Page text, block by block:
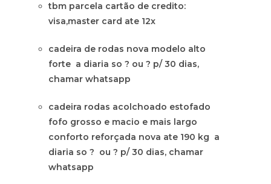
tbm parcela cartão de credito:
visa,master card ate 12x
cadeira de rodas nova modelo alto
forte a diaria so ? ou ? p/ 30 dias,
chamar whatsapp
cadeira rodas acolchoado estofado
fofo grosso e macio e mais largo
conforto reforçada nova ate 190 kg a
diaria so ? ou ? p/ 30 dias, chamar
whatsapp